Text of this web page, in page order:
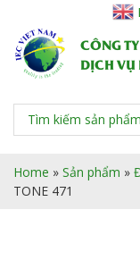
CÔNG
DỊCH VỤ
Home » Sản phẩm »
TONE 471